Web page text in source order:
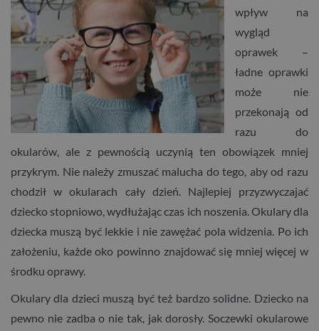
wpływ na
wygląd
oprawek –
ładne oprawki
może nie
przekonają od
razu do
okularów, ale z pewnością uczynią ten obowiązek mniej
przykrym. Nie należy zmuszać malucha do tego, aby od razu
chodził w okularach cały dzień. Najlepiej przyzwyczajać
dziecko stopniowo, wydłużając czas ich noszenia. Okulary dla
dziecka muszą być lekkie i nie zawężać pola widzenia. Po ich
założeniu, każde oko powinno znajdować się mniej więcej w
środku oprawy.
Okulary dla dzieci muszą być też bardzo solidne. Dziecko na
pewno nie zadba o nie tak, jak dorosły. Soczewki okularowe